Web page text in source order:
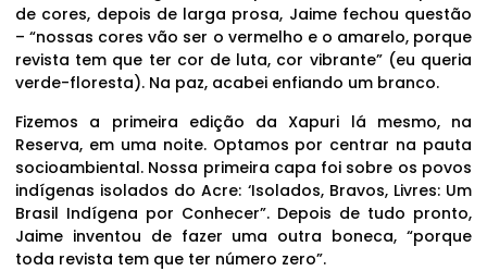
de cores, depois de larga prosa, Jaime fechou questão
– “nossas cores vão ser o vermelho e o amarelo, porque
revista tem que ter cor de luta, cor vibrante” (eu queria
verde-floresta). Na paz, acabei enfiando um branco.
Fizemos a primeira edição da Xapuri lá mesmo, na
Reserva, em uma noite. Optamos por centrar na pauta
socioambiental. Nossa primeira capa foi sobre os povos
indígenas isolados do Acre: ‘Isolados, Bravos, Livres: Um
Brasil Indígena por Conhecer”. Depois de tudo pronto,
Jaime inventou de fazer uma outra boneca, “porque
toda revista tem que ter número zero”.